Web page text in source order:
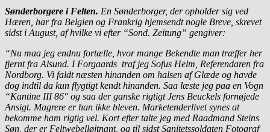
Sønderborgere i Felten. En Sønderborger, der opholder sig ved
Hæren, har fra Belgien og Frankrig hjemsendt nogle Breve, skrevet
sidst i August, af hvilke vi efter “Sond. Zeitung” gengiver:
“Nu maa jeg endnu fortælle, hvor mange Bekendte man træffer her
fjernt fra Alsund. I Forgaards traf jeg Sofus Helm, Referendaren fra
Nordborg. Vi faldt næsten hinanden om halsen af Glæde og havde
dog indtil da kun flygtigt kendt hinanden. Saa læste jeg paa en Vogn
“Kantine III 86″ og saa der ganske rigtigt Jens Beuckels fornøjede
Ansigt. Magrere er han ikke bleven. Marketenderlivet synes at
bekomme ham rigtig vel. Kort efter talte jeg med Raadmand Steins
Søn, der er Feltwebelløjtnant, og til sidst Sanitetssoldaten Fotograf